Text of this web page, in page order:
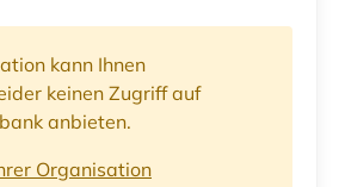
kann Ihnen
keinen Zugriff auf
anbieten.
Organisation